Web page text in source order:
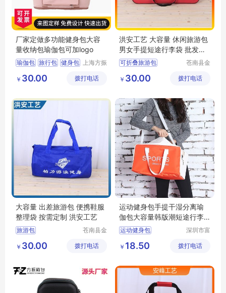
厂家定做多功能健身包大容
量收纳包瑜伽包可加logo
瑜伽包 旅行包 健身包
上海方振
有限公司
￥ 30.00 拨打电话
洪安工艺 大容量 休闲旅游包
男女手提短途行李袋 批发定
制
可折叠旅游包
旅游收纳包
旅行社旅游包
苍南县金
工艺品厂
￥ 30.00 拨打电话
大容量 出差旅游包 便携鞋服
整理袋 按需定制 洪安工艺
旅游包
旅游收纳包
休闲旅游包
苍南县金
工艺品厂
￥ 30.00 拨打电话
运动健身包手提干湿分离瑜
伽包大容量韩版潮短途行李
袋旅行包批发
运动健身包
深圳市富
限公司
￥ 18.50 拨打电话